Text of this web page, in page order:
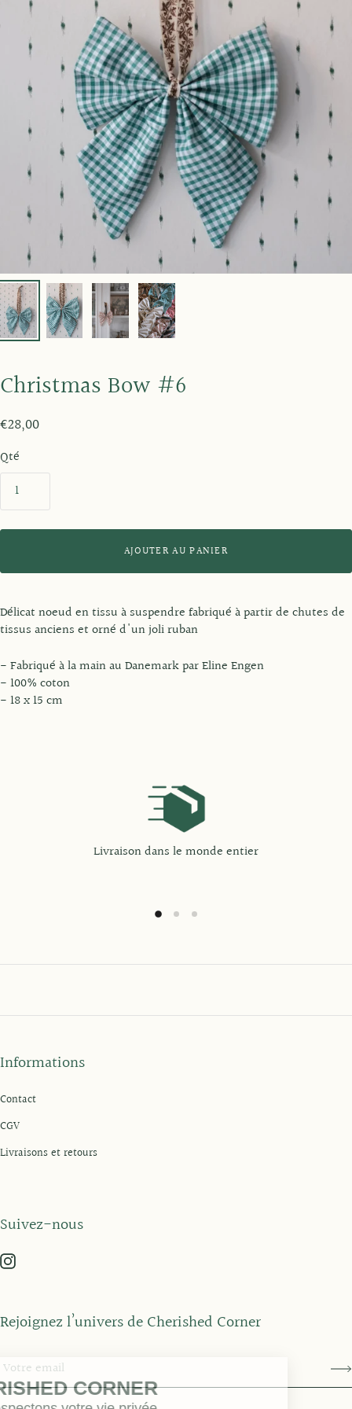
Christmas Bow #6
€28,00
Qté
AJOUTER AU PANIER
Délicat noeud en tissu à suspendre fabriqué à partir de chutes de
tissus anciens et orné d'un joli ruban
- Fabriqué à la main au Danemark par Eline Engen
- 100% coton
- 18 x 15 cm
Livraison dans le monde entier
Informations
Contact
CGV
Livraisons et retours
Suivez-nous
Rejoignez l’univers de Cherished Corner
CHERISHED CORNER